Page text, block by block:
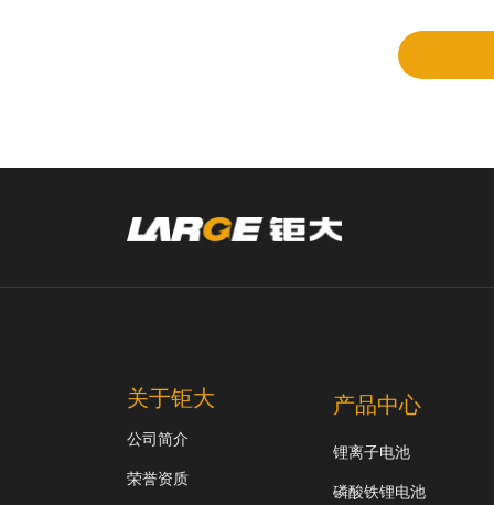
关于钜大
公司简介
荣誉资质
产品中心
锂离子电池
磷酸铁锂电池